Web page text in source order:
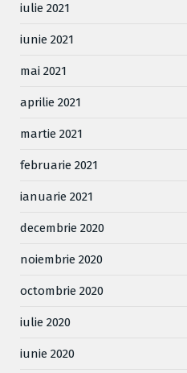
iulie 2021
iunie 2021
mai 2021
aprilie 2021
martie 2021
februarie 2021
ianuarie 2021
decembrie 2020
noiembrie 2020
octombrie 2020
iulie 2020
iunie 2020